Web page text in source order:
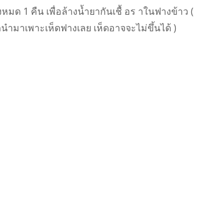
มด 1 คืน เพื่อล้างน้ำยากันเชื้ อร าในฟางข้าว (
มาเพาะเห็ดฟางเลย เห็ดอาจจะไม่ขึ้นได้ )